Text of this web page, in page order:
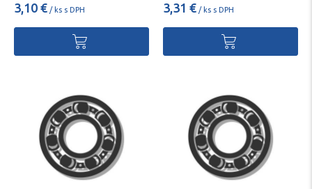
3,10 € / ks s DPH 3,31 € / ks s DPH